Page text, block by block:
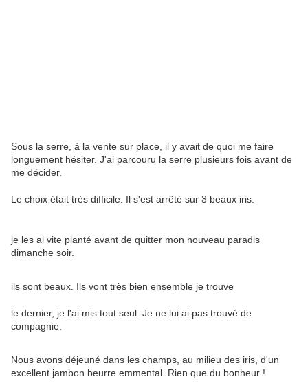
Sous la serre, à la vente sur place, il y avait de quoi me faire
longuement hésiter. J'ai parcouru la serre plusieurs fois avant de
me décider.
Le choix était très difficile. Il s'est arrêté sur 3 beaux iris.
je les ai vite planté avant de quitter mon nouveau paradis
dimanche soir.
ils sont beaux. Ils vont très bien ensemble je trouve
le dernier, je l'ai mis tout seul. Je ne lui ai pas trouvé de
compagnie.
Nous avons déjeuné dans les champs, au milieu des iris, d'un
excellent jambon beurre emmental. Rien que du bonheur !